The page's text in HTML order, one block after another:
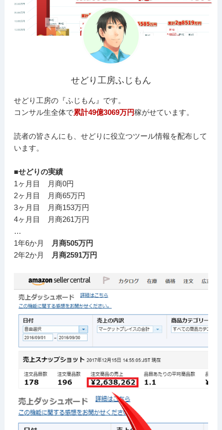
せどり工房ふじもん
せどり工房の『ふじもん』です。
コンサル生全体で累計49億3069万円稼がせています。
読者の皆さんにも、せどりに役立つツール情報を配布して
います。
■せどりの実績
1ヶ月目 月商0円
2ヶ月目 月商65万円
3ヶ月目 月商153万円
4ヶ月目 月商261万円
…
1年6か月
月商505万円
2年2か月
月商2591万円